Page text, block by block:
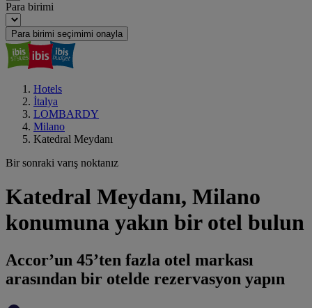
Para birimi
Para birimi seçimimi onayla
Hotels
İtalya
LOMBARDY
Milano
Katedral Meydanı
Bir sonraki varış noktanız
Katedral Meydanı, Milano
konumuna yakın bir otel bulun
Accor’un 45’ten fazla otel markası
arasından bir otelde rezervasyon yapın